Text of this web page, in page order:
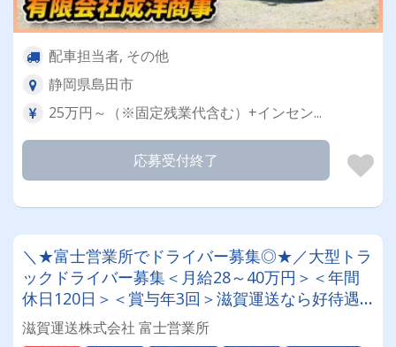
配車担当者, その他
静岡県島田市
25万円～（※固定残業代含む）+インセン...
応募受付終了
＼★富士営業所でドライバー募集◎★／大型トラ
ックドライバー募集＜月給28～40万円＞＜年間
休日120日＞＜賞与年3回＞滋賀運送なら好待遇
で安定した働き方が可能！
滋賀運送株式会社 富士営業所